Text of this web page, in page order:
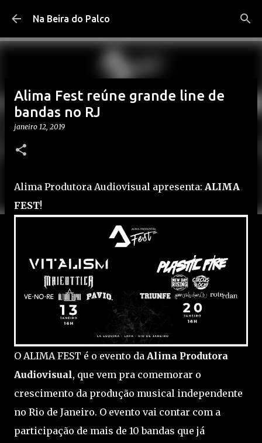
Pular para o conteúdo principal
Na Beira do Palco
Alima Fest reúne grande line de
bandas no RJ
janeiro 12, 2019
Alima Produtora Audiovisual apresenta: ALIMA
FEST!
O ALIMA FEST é o evento da Alima Produtora
Audiovisual, que vem pra comemorar o
crescimento da produção musical independente
no Rio de Janeiro. O evento vai contar com a
participação de mais de 10 bandas que já